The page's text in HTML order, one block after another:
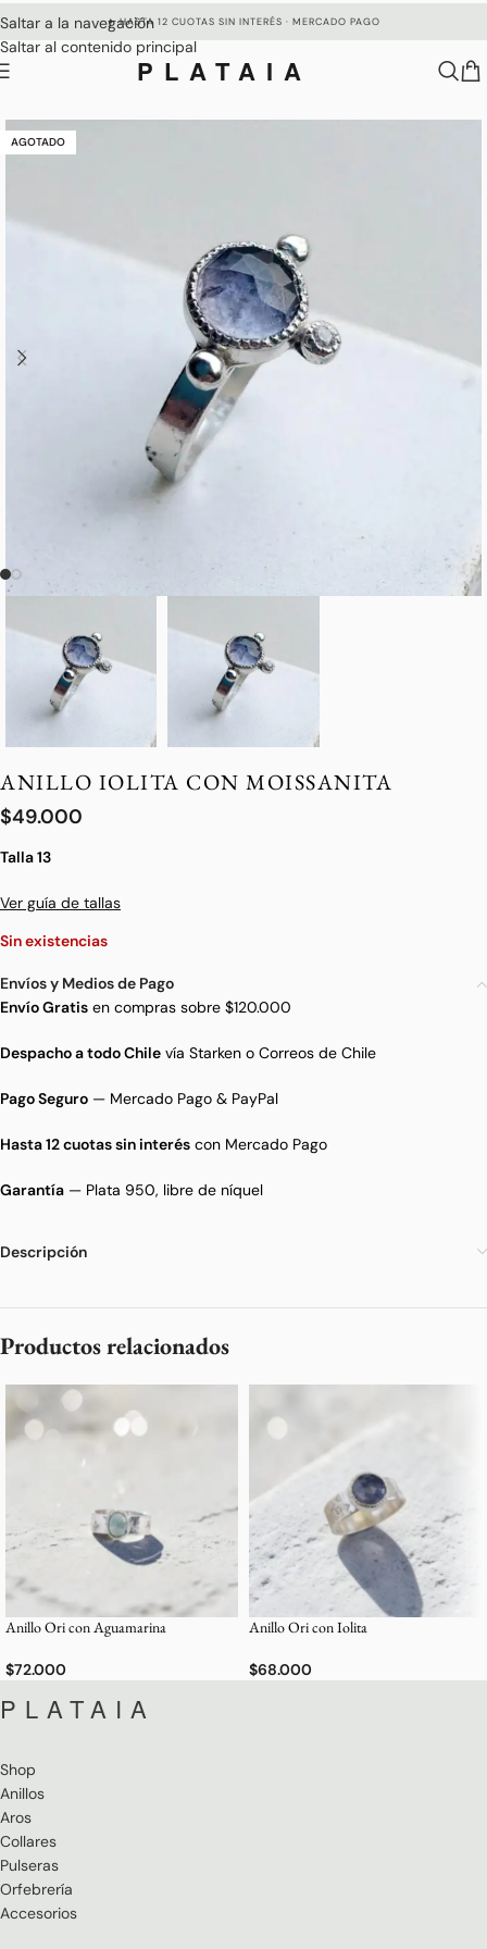
Saltar a la navegación
Saltar al contenido principal
✦ HASTA 12 CUOTAS SIN INTERÉS · MERCADO PAGO
PLATAIA
AGOTADO
ANILLO IOLITA CON MOISSANITA
$49.000
Talla 13
Ver guía de tallas
Sin existencias
Envíos y Medios de Pago
Envío Gratis en compras sobre $120.000
Despacho a todo Chile vía Starken o Correos de Chile
Pago Seguro — Mercado Pago & PayPal
Hasta 12 cuotas sin interés con Mercado Pago
Garantía — Plata 950, libre de níquel
Descripción
Productos relacionados
Anillo Ori con Aguamarina
$72.000
Anillo Ori con Iolita
$68.000
PLATAIA
Shop
Anillos
Aros
Collares
Pulseras
Orfebrería
Accesorios